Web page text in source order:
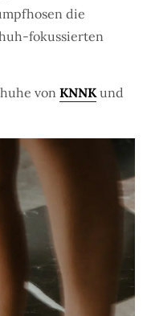
die
fokussierten
von KNNKund